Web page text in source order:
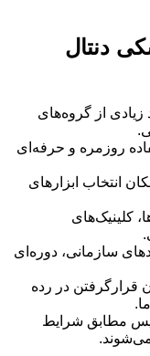
دنتال
از گروه‌های
روزمره و حرفه‌ای
انتخاب ابزارهای
کلینیک‌های
سازمانی، دوره‌ای
قرارگرفتن در رده
مطابق شرایط